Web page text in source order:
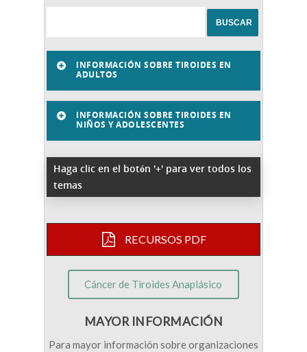
INFORMACIÓN SOBRE TIROIDES EN
ADULTOS
INFORMACIÓN SOBRE TIROIDES EN
NIÑOS Y ADOLESCENTES
Haga clic en el botón '+' para ver todos los
temas
RECURSOS PDF
Cáncer de Tiroides Anaplásico
MAYOR INFORMACIÓN
Para mayor información sobre organizaciones